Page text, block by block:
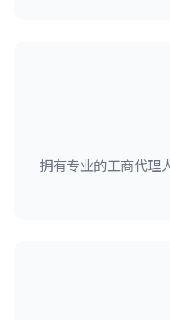
拥有专业的工商代理